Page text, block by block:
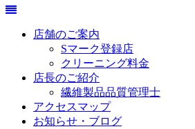
店舗のご案内
Sマーク登録店
クリーニング料金
店長のご紹介
繊維製品品質管理士
アクセスマップ
お知らせ・ブログ